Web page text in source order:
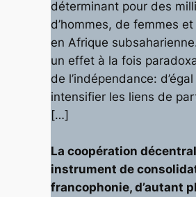
déterminant pour des
d’hommes, de femmes et
en Afrique
un effet à la fois
de l’indépendance:
intensifier les liens de
[…]
La coopération
instrument de
francophonie, d’autant